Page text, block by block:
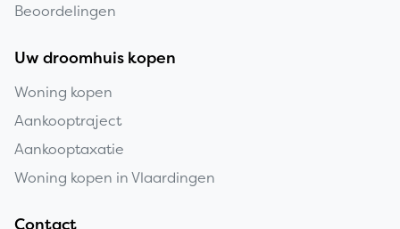
Beoordelingen
Uw droomhuis kopen
Woning kopen
Aankooptraject
Aankooptaxatie
Woning kopen in Vlaardingen
Contact